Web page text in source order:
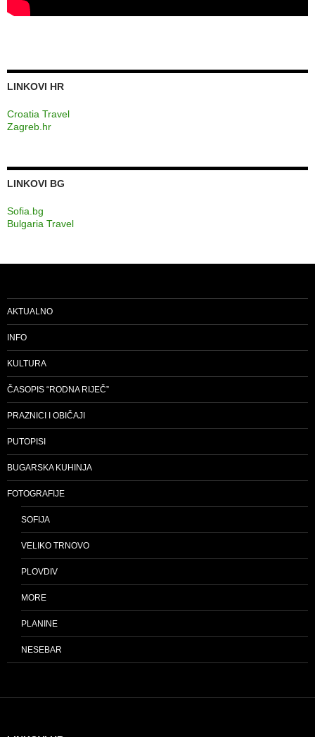
LINKOVI HR
Croatia Travel
Zagreb.hr
LINKOVI BG
Sofia.bg
Bulgaria Travel
AKTUALNO
INFO
KULTURA
ČASOPIS “RODNA RIJEČ”
PRAZNICI I OBIČAJI
PUTOPISI
BUGARSKA KUHINJA
FOTOGRAFIJE
SOFIJA
VELIKO TRNOVO
PLOVDIV
MORE
PLANINE
NESEBAR